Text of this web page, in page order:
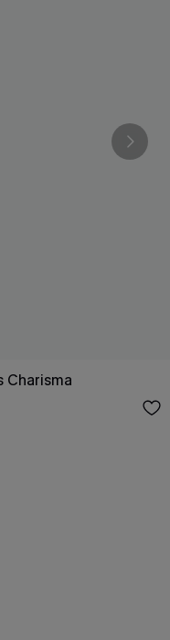
Charisma